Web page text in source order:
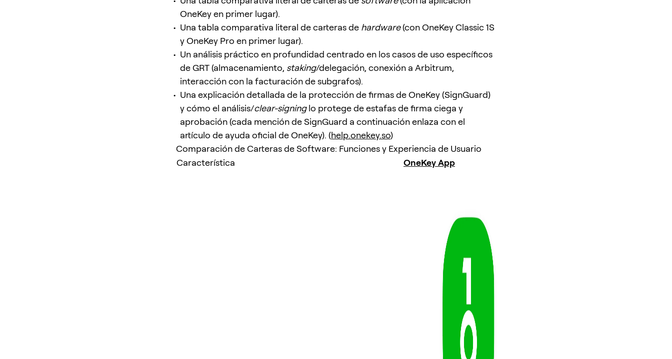
OneKey en primer lugar).
Una tabla comparativa literal de carteras de hardware(con OneKey Classic 1S
y OneKey Pro en primer lugar).
Un análisis práctico en profundidad centrado en los casos de uso específicos
de GRT (almacenamiento, staking/delegación, conexión a Arbitrum,
interacción con la facturación de subgrafos).
Una explicación detallada de la protección de firmas de OneKey (SignGuard)
y cómo el análisis/clear-signinglo protege de estafas de firma ciega y
aprobación (cada mención de SignGuard a continuación enlaza con el
artículo de ayuda oficial de OneKey). (help.onekey.so)
Comparación de Carteras de Software: Funciones y Experiencia de Usuario
Característica
OneKey App